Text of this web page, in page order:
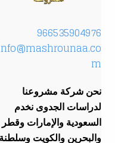
966535904976
m
نحن شركة مشروعنا
لدراسات الجدوى نخدم
السعودية والإمارات وقطر
والبحرين والكويت وسلطنة